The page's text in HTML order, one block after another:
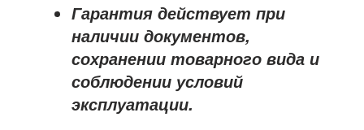
Гарантия действует при
наличии документов,
сохранении товарного вида и
соблюдении условий
эксплуатации.